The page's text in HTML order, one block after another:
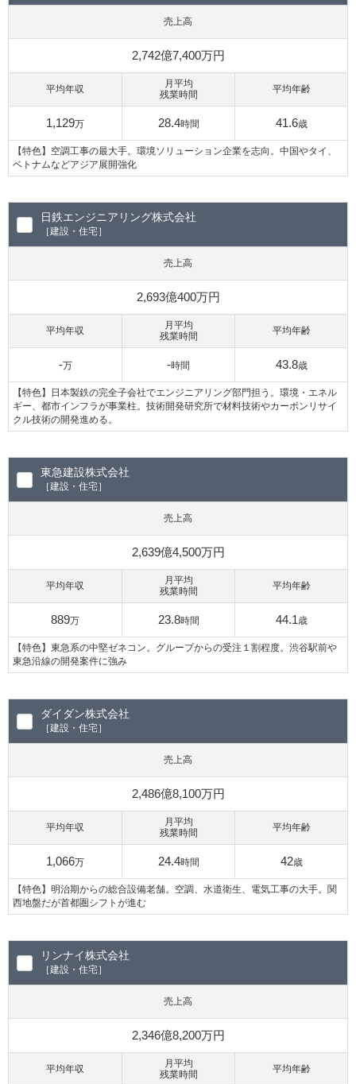
売上高
2,742億7,400万円
平均年収
1,129万
月平均
残業時間
28.4時間
平均年齢
41.6歳
【特色】空調工事の最大手。環境ソリューション企業を志向。中国やタイ、
ベトナムなどアジア展開強化
日鉄エンジニアリング株式会社
［建設・住宅］
売上高
2,693億400万円
平均年収
-万
月平均
残業時間
-時間
平均年齢
43.8歳
【特色】日本製鉄の完全子会社でエンジニアリング部門担う。環境・エネル
ギー、都市インフラが事業柱。技術開発研究所で材料技術やカーボンリサイ
クル技術の開発進める。
東急建設株式会社
［建設・住宅］
売上高
2,639億4,500万円
平均年収
889万
月平均
残業時間
23.8時間
平均年齢
44.1歳
【特色】東急系の中堅ゼネコン。グループからの受注１割程度。渋谷駅前や
東急沿線の開発案件に強み
ダイダン株式会社
［建設・住宅］
売上高
2,486億8,100万円
平均年収
1,066万
月平均
残業時間
24.4時間
平均年齢
42歳
【特色】明治期からの総合設備老舗。空調、水道衛生、電気工事の大手。関
西地盤だが首都圏シフトが進む
リンナイ株式会社
［建設・住宅］
売上高
2,346億8,200万円
平均年収
月平均
残業時間
平均年齢